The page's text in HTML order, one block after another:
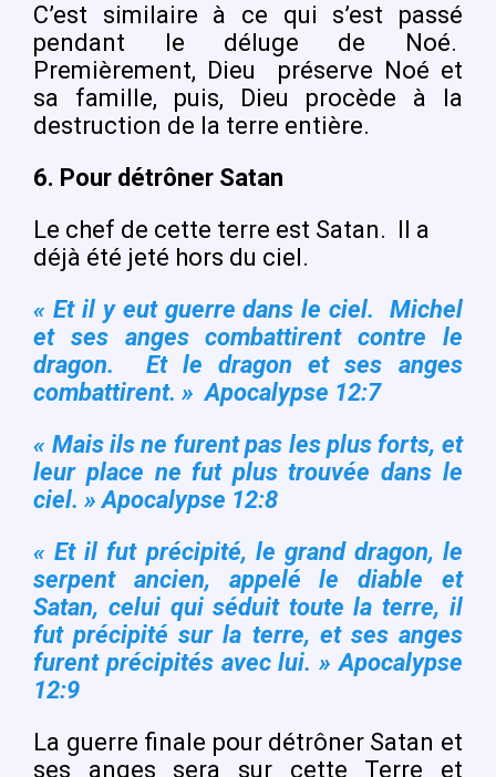
C’est similaire à ce qui s’est passé
pendant le déluge de Noé.
Premièrement, Dieu
préserve Noé et
sa famille, puis, Dieu procède à la
destruction de la terre entière.
6. Pour détrôner Satan
Le chef de cette terre est Satan.
Il a
déjà été jeté hors du ciel.
« Et il y eut guerre dans le ciel. Michel
et ses anges combattirent contre le
dragon. Et le dragon et ses anges
combattirent. » Apocalypse 12:7
« Mais ils ne furent pas les plus forts, et
leur place ne fut plus trouvée dans le
ciel. » Apocalypse 12:8
« Et il fut précipité, le grand dragon, le
serpent ancien, appelé le diable et
Satan, celui qui séduit toute la terre, il
fut précipité sur la terre, et ses anges
furent précipités avec lui. » Apocalypse
12:9
La guerre finale pour détrôner Satan et
ses anges sera sur cette Terre et